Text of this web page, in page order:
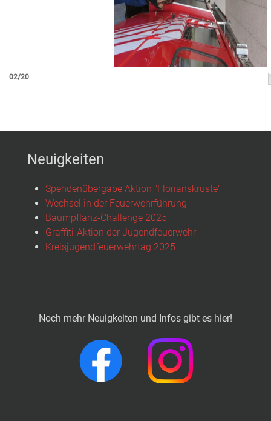
02/20
Neuigkeiten
Spendenübergabe Aktion "Florianskruste"
Wechsel in der Feuerwehrführung
Baumpflanz-Challenge 2025
Graffiti-Aktion der Jugendfeuerwehr
Kreisjugendfeuerwehrtag 2025
Noch mehr Neuigkeiten und Infos gibt es hier!